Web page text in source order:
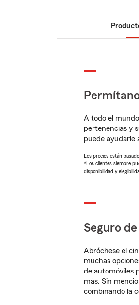
A todo el
pertenencias y
puede ayudarle
Los precios están
*Los clientes siempre
disponibilidad y
Seguro
Abróchese el
muchas
de automóviles
más. Sin
combinando la